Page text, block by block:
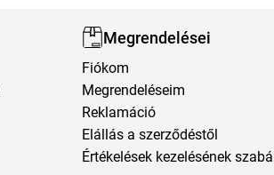
Megrendelései
Fiókom
Megrendeléseim
Reklamáció
Elállás a szerződéstől
Értékelések kezelésének